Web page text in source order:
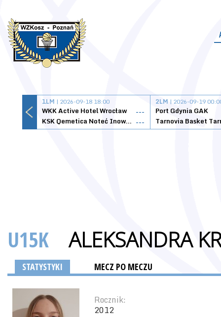
1LM | 2026-09-18 18:00
WKK Active Hotel Wrocław
---
KSK Qemetica Noteć Inowrocław ---
2LM | 2026-09-19
Port Gdynia GAK
U15K ALEKSANDRA
STATYSTYKI MECZ PO MECZU
Rocznik:
2012